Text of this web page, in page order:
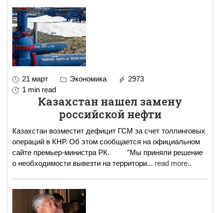
21 март Экономика
2973
1 min read
Казахстан нашел замену
российской нефти
Казахстан возместит дефицит ГСМ за счет толлинговых
операций в КНР. Об этом сообщается на официальном
сайте премьер-министра РК. "Мы приняли решение
о необходимости вывезти на территори... read more..